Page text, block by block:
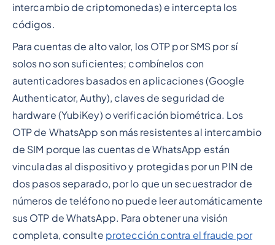
intercambio de criptomonedas) e intercepta los
códigos.
Para cuentas de alto valor, los OTP por SMS por sí
solos no son suficientes; combínelos con
autenticadores basados en aplicaciones (Google
Authenticator, Authy), claves de seguridad de
hardware (YubiKey) o verificación biométrica. Los
OTP de WhatsApp son más resistentes al intercambio
de SIM porque las cuentas de WhatsApp están
vinculadas al dispositivo y protegidas por un PIN de
dos pasos separado, por lo que un secuestrador de
números de teléfono no puede leer automáticamente
sus OTP de WhatsApp. Para obtener una visión
completa, consulte protección contra el fraude por